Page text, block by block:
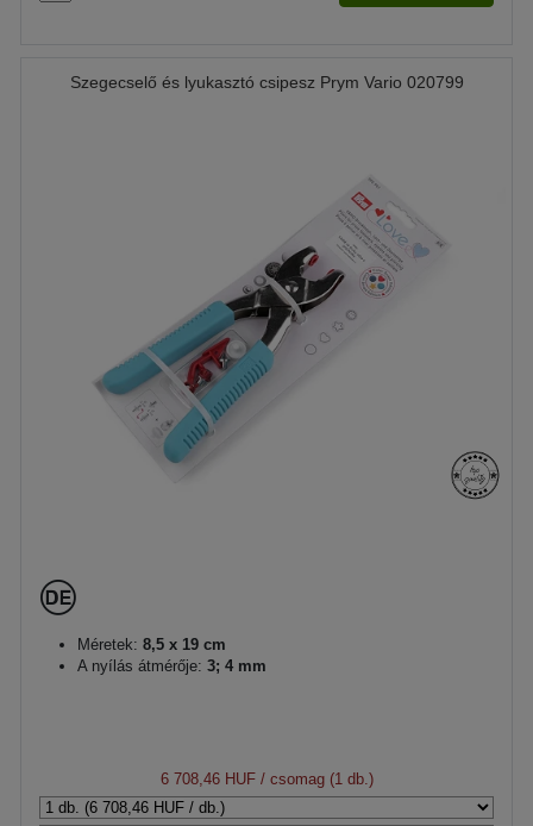
Szegecselő és lyukasztó csipesz Prym Vario 020799
Méretek: 8,5 x 19 cm
A nyílás átmérője: 3; 4 mm
6 708,46 HUF/ csomag (1 db.)